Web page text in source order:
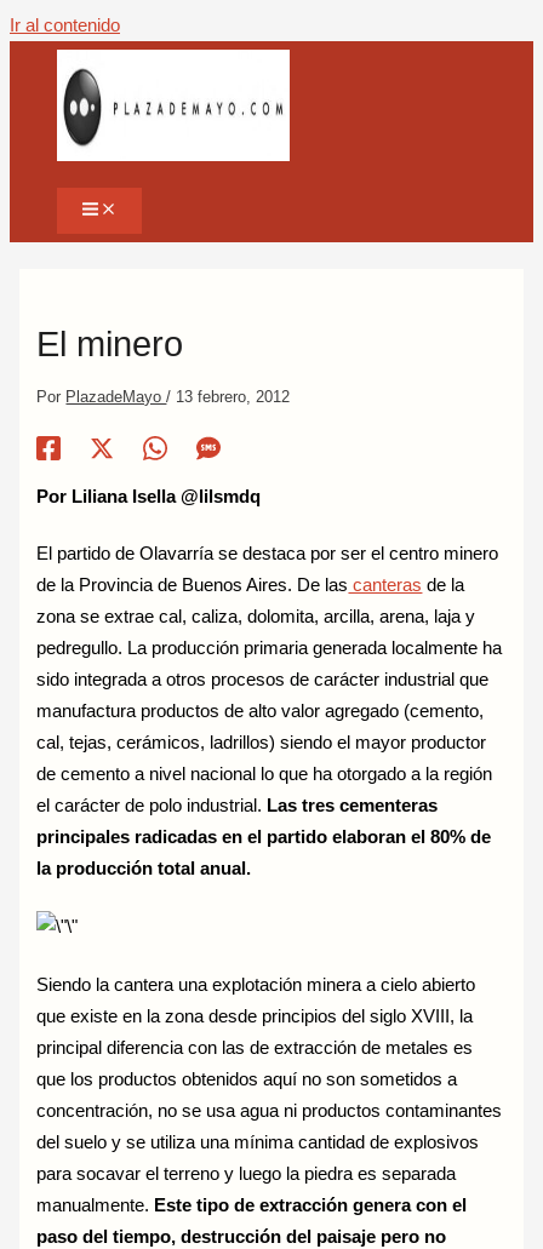
Ir al contenido
El minero
Por PlazadeMayo/ 13 febrero, 2012
Por Liliana Isella @lilsmdq
El partido de Olavarría se destaca por ser el centro minero
de la Provincia de Buenos Aires. De las canteras de la
zona se extrae cal, caliza, dolomita, arcilla, arena, laja y
pedregullo. La producción primaria generada localmente ha
sido integrada a otros procesos de carácter industrial que
manufactura productos de alto valor agregado (cemento,
cal, tejas, cerámicos, ladrillos) siendo el mayor productor
de cemento a nivel nacional lo que ha otorgado a la región
el carácter de polo industrial. Las tres cementeras
principales radicadas en el partido elaboran el 80% de
la producción total anual.
Siendo la cantera una explotación minera a cielo abierto
que existe en la zona desde principios del siglo XVIII, la
principal diferencia con las de extracción de metales es
que los productos obtenidos aquí no son sometidos a
concentración, no se usa agua ni productos contaminantes
del suelo y se utiliza una mínima cantidad de explosivos
para socavar el terreno y luego la piedra es separada
manualmente. Este tipo de extracción genera con el
paso del tiempo, destrucción del paisaje pero no